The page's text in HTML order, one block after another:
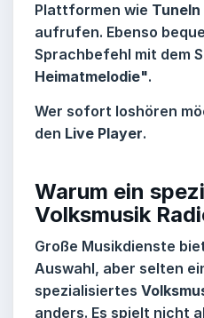
Plattformen wie TuneIn
aufrufen. Ebenso
Sprachbefehl mit dem
Heimatmelodie".
Wer sofort loshören
den Live Player.
Warum ein
Volksmusik
Große Musikdienste
Auswahl, aber selten
spezialisiertes
anders. Es spielt nicht